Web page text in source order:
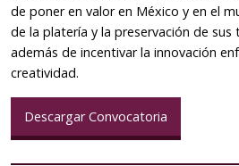
de poner en valor en México y en el
de la platería y la preservación de sus
además de incentivar la innovación
creatividad.
Descargar Convocatoria